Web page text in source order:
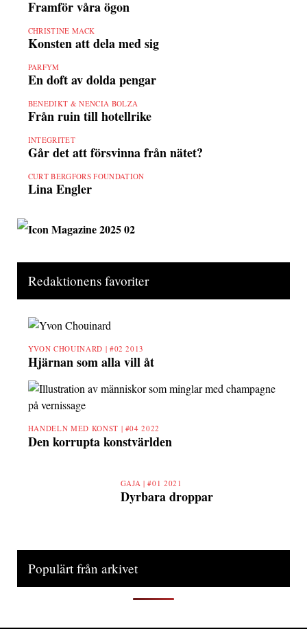
Framför våra ögon
CHRISTINE MACK
Konsten att dela med sig
PARFYM
En doft av dolda pengar
BENEDIKT & NENCIA BOLZA
Från ruin till hotellrike
INTEGRITET
Går det att försvinna från nätet?
CURT BERGFORS FOUNDATION
Lina Engler
Redaktionens favoriter
YVON CHOUINARD | #02 2013
Hjärnan som alla vill åt
HANDELN MED KONST | #04 2022
Den korrupta konstvärlden
GAJA |#01 2021
Dyrbara droppar
Populärt från arkivet